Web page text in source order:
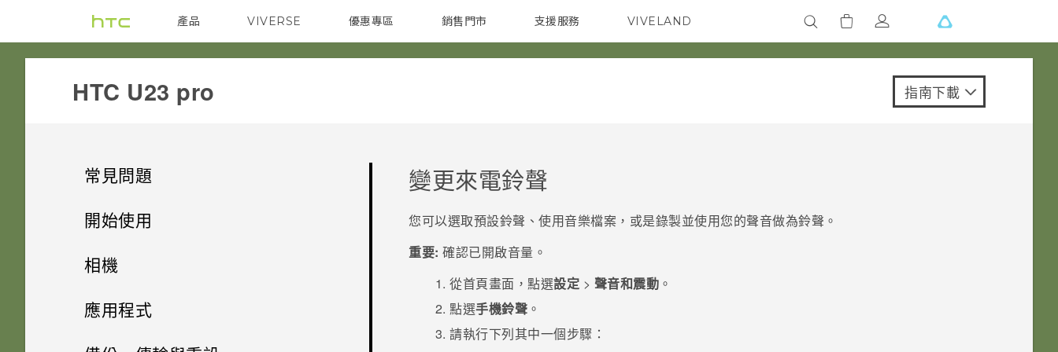
產品
VIVE G REIGNS 智慧型手機 配件
VIVERSE 優惠專區
焦點訊息 校園專案 企業採購
銷售門市
銷售通路 支援服務 VIVELAND
HTC U23 pro‎ 指南下載
常見問題
電源與充電
如果手機不斷重新啟動或無法開
機進入主畫面，該怎麼辦？
圖形該怎麼辦？
開始使用
打開包裝與設定
HTC U23 pro概觀
插入 nano SIM 卡和 microSD
相機
拍照和錄影
四鏡頭相機
應用程式
應用程式與通知
變更來電鈴聲
您可以選取預設鈴聲、使用音樂檔案，或是錄製並使用您的聲音做為鈴聲。
重要: 確認已開啟音量。
從首頁畫面，點選設定 > 聲音和震動 。
點選手機鈴聲 。
請執行下列其中一個步驟：